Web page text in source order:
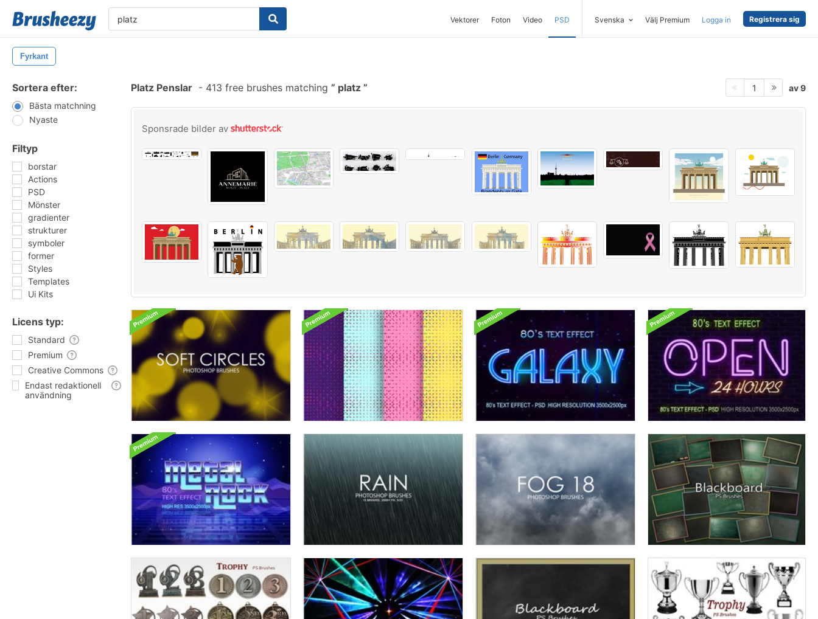
Vektorer Foton Video PSD Svenska Välj Premium Logga in Registrera sig
Fyrkant
Sortera efter:
Bästa matchning
Nyaste
Filtyp
borstar
Actions
PSD
Mönster
gradienter
strukturer
symboler
former
Styles
Templates
Ui Kits
Licens typ:
Standard
Premium
Creative Commons
Endast redaktionell
användning
Platz Penslar - 413 free brushes matching platz 1 av 9
Sponsrade bilder av